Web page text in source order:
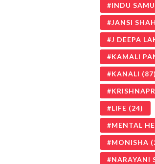
INDU
JANSI
J DEEPA
KAMALI
KANALI (87)
LIFE (24)
MENTAL
MONISHA
NARAYANI